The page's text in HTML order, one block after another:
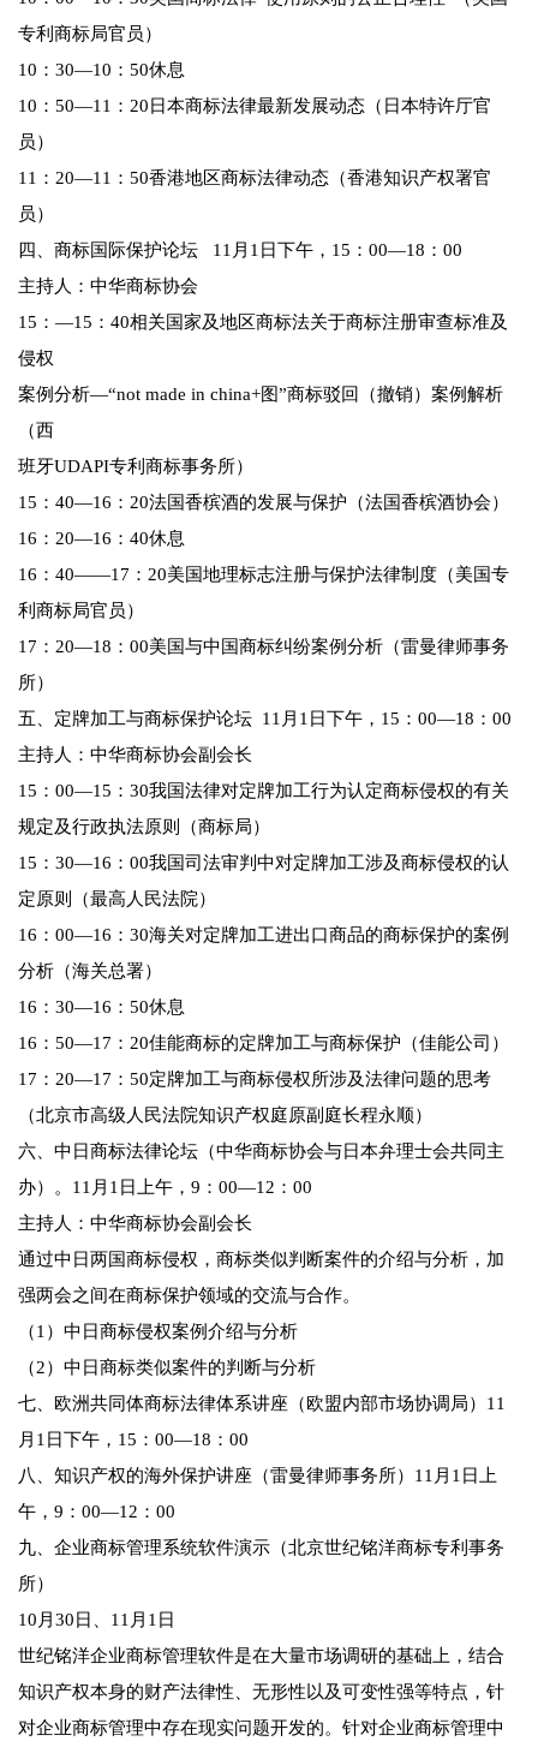
专利商标局官员）
10：30—10：50休息
10：50—11：20日本商标法律最新发展动态（日本特许厅官
员）
11：20—11：50香港地区商标法律动态（香港知识产权署官
员）
四、商标国际保护论坛 11月1日下午，15：00—18：00
主持人：中华商标协会
15：—15：40相关国家及地区商标法关于商标注册审查标准及
侵权
案例分析—“not made in china+图”商标驳回（撤销）案例解析
（西
班牙UDAPI专利商标事务所）
15：40—16：20法国香槟酒的发展与保护（法国香槟酒协会）
16：20—16：40休息
16：40——17：20美国地理标志注册与保护法律制度（美国专
利商标局官员）
17：20—18：00美国与中国商标纠纷案例分析（雷曼律师事务
所）
五、定牌加工与商标保护论坛 11月1日下午，15：00—18：00
主持人：中华商标协会副会长
15：00—15：30我国法律对定牌加工行为认定商标侵权的有关
规定及行政执法原则（商标局）
15：30—16：00我国司法审判中对定牌加工涉及商标侵权的认
定原则（最高人民法院）
16：00—16：30海关对定牌加工进出口商品的商标保护的案例
分析（海关总署）
16：30—16：50休息
16：50—17：20佳能商标的定牌加工与商标保护（佳能公司）
17：20—17：50定牌加工与商标侵权所涉及法律问题的思考
（北京市高级人民法院知识产权庭原副庭长程永顺）
六、中日商标法律论坛（中华商标协会与日本弁理士会共同主
办）。11月1日上午，9：00—12：00
主持人：中华商标协会副会长
通过中日两国商标侵权，商标类似判断案件的介绍与分析，加
强两会之间在商标保护领域的交流与合作。
（1）中日商标侵权案例介绍与分析
（2）中日商标类似案件的判断与分析
七、欧洲共同体商标法律体系讲座（欧盟内部市场协调局）11
月1日下午，15：00—18：00
八、知识产权的海外保护讲座（雷曼律师事务所）11月1日上
午，9：00—12：00
九、企业商标管理系统软件演示（北京世纪铭洋商标专利事务
所）
10月30日、11月1日
世纪铭洋企业商标管理软件是在大量市场调研的基础上，结合
知识产权本身的财产法律性、无形性以及可变性强等特点，针
对企业商标管理中存在现实问题开发的。针对企业商标管理中